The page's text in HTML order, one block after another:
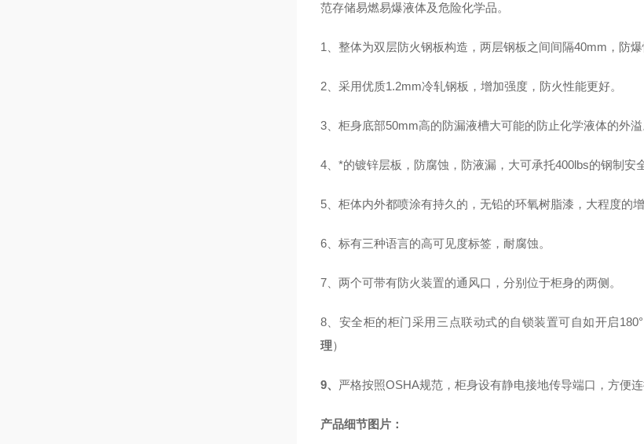
范存储易燃易爆液体及危险化学品。
1、整体为双层防火钢板构造，两层钢板之间间隔40mm，防爆
2、采用优质1.2mm冷轧钢板，增加强度，防火性能更好。
3、柜身底部50mm高的防漏液槽大可能的防止化学液体的外溢
4、*的镀锌层板，防腐蚀，防液漏，大可承托400lbs的钢制安全
5、柜体内外都喷涂有持久的，无铅的环氧树脂漆，大程度的
6、标有三种语言的高可见度标签，耐腐蚀。
7、两个可带有防火装置的通风口，分别位于柜身的两侧。
8、安全柜的柜门采用 三点联动式的自锁装置可自如开启180°
理）
9、 严格按照OSHA规范，柜身设有静电接地传导端口，方便连
产品细节图片：